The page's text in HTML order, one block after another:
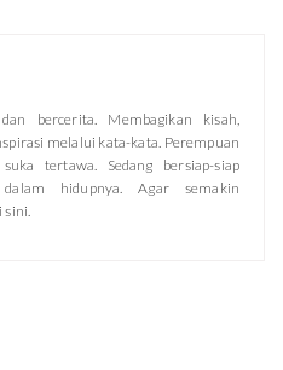
bercerita. Membagikan kisah,
melalui kata-kata. Perempuan
tertawa. Sedang bersiap-siap
hidupnya. Agar semakin